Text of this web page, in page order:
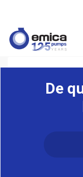
contenu
principal
De